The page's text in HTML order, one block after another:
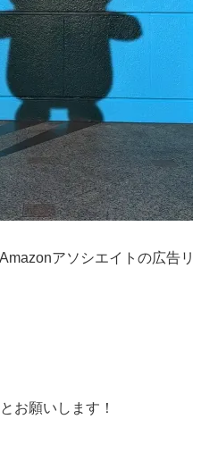
アソシエイトの広告リ
お願いします！